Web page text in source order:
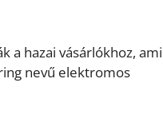
a hazai vásárlókhoz, ami
nevű elektromos